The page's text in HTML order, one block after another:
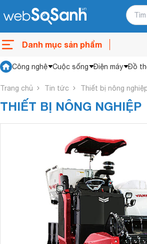
Danh mục sản phẩm
Công nghệ Cuộc sống Điện máy Đồ
Trang chủ Tin tức Thiết bị nông
THIẾT BỊ NÔNG NGHIỆP